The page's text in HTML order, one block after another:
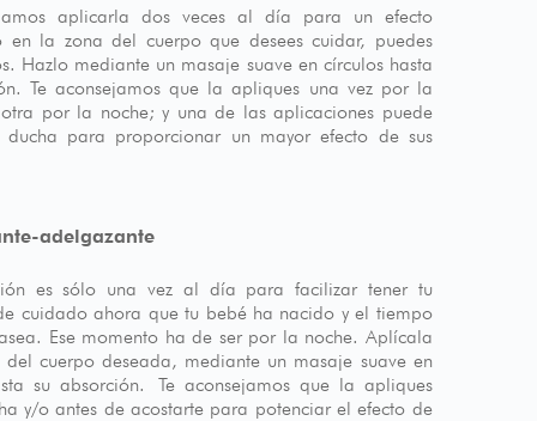
aplicarla dos veces al día para un efecto
en la zona del cuerpo que desees cuidar, puedes
Hazlo mediante un masaje suave en círculos hasta
Te aconsejamos que la apliques una vez por la
por la noche; y una de las aplicaciones puede
para proporcionar un mayor efecto de sus
adelgazante
es sólo una vez al día para facilizar tener tu
cuidado ahora que tu bebé ha nacido y el tiempo
Ese momento ha de ser por la noche. Aplícala
cuerpo deseada, mediante un masaje suave en
su absorción. Te aconsejamos que la apliques
y/o antes de acostarte para potenciar el efecto de